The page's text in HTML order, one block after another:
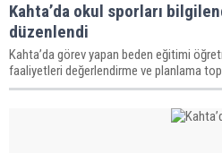
Kahta’da okul sporları
düzenlendi
Kahta’da görev yapan beden eğitimi
faaliyetleri değerlendirme ve planlama